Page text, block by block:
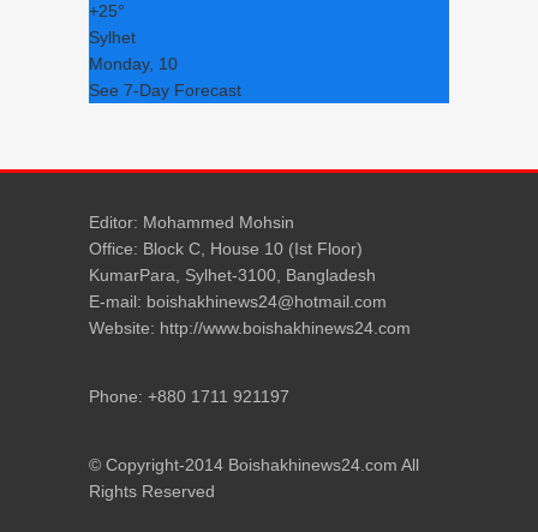
+25°
Sylhet
Monday, 10
See 7-Day Forecast
Editor: Mohammed Mohsin
Office: Block C, House 10 (Ist Floor)
KumarPara, Sylhet-3100, Bangladesh
E-mail: boishakhinews24@hotmail.com
Website: http://www.boishakhinews24.com
Phone: +880 1711 921197
© Copyright-2014 Boishakhinews24.com All
Rights Reserved